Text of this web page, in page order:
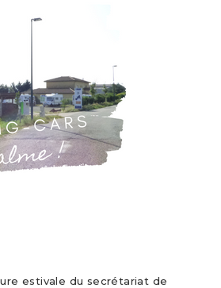
estivale du secrétariat de